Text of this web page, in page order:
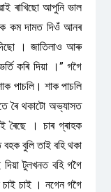
ৰাখিছো আপুনি ভাল
কম দামত দিওঁ আনৰ
। জাতিলাও আৰু
কৰি দিয়া ।” গগৈ
পাচলি। শাক পাচলি
ৰৈ থকাটো অভ্যাসত
ৰৈছে । চাৰ গ্ৰাহক
বুলি তাই বহি থকা
টুলখনত বহি গগৈ
চাই চাই । নগেন গগৈ